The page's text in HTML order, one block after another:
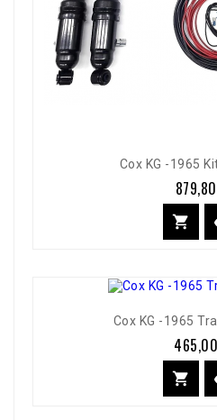
Cox KG -1965 Kit

Cox KG -1965
